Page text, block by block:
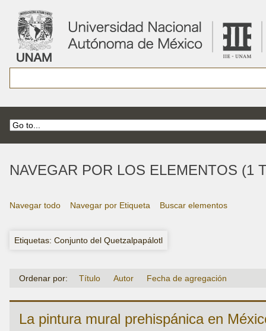
NAVEGAR POR LOS ELEMENTOS (1
Navegar todo Navegar por Etiqueta Buscar elementos
Etiquetas: Conjunto del Quetzalpapálotl
Ordenar por: Título Autor Fecha de agregación
La pintura mural prehispánica en